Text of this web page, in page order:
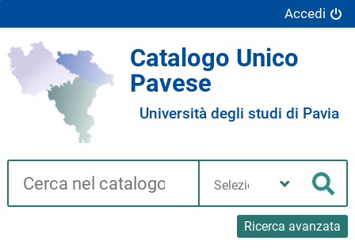
Accedi
Catalogo Unico
Pavese
Università degli studi di Pavia
Cerca su "Catalogo"
Ricerca avanzata
biblioteca